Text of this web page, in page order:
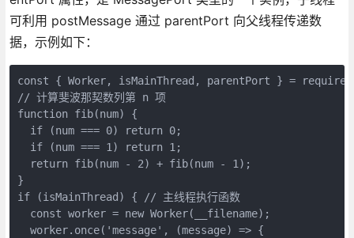
可利用 postMessage 通过 parentPort 向父线程传递数
据，示例如下：
const { Worker, isMainThread, parentPort } =
// 计算斐波那契数列第 n 项
function fib(num) {
  if (num === 0) return 0;
  if (num === 1) return 1;
  return fib(num - 2) + fib(num - 1);
}
if (isMainThread) { // 主线程执行函数
  const worker = new Worker(__filename);
  worker.once('message', (message) => {